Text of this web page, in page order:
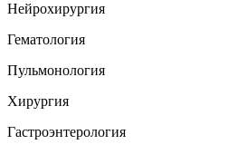
Нейрохирургия
Гематология
Пульмонология
Хирургия
Гастроэнтерология